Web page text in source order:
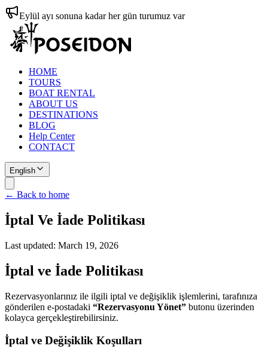
Eylül ayı sonuna kadar her gün turumuz var
HOME
TOURS
BOAT RENTAL
ABOUT US
DESTINATIONS
BLOG
Help Center
CONTACT
English
← Back to home
İptal Ve İade Politikası
Last updated: March 19, 2026
İptal ve İade Politikası
Rezervasyonlarınız ile ilgili iptal ve değişiklik işlemlerini, tarafınıza
gönderilen e-postadaki “Rezervasyonu Yönet” butonu üzerinden
kolayca gerçekleştirebilirsiniz.
İptal ve Değişiklik Koşulları